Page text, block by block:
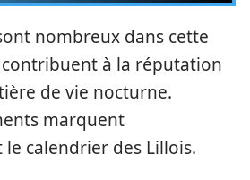
nombreux dans cette
à la réputation
de vie nocturne.
marquent
calendrier des Lillois.